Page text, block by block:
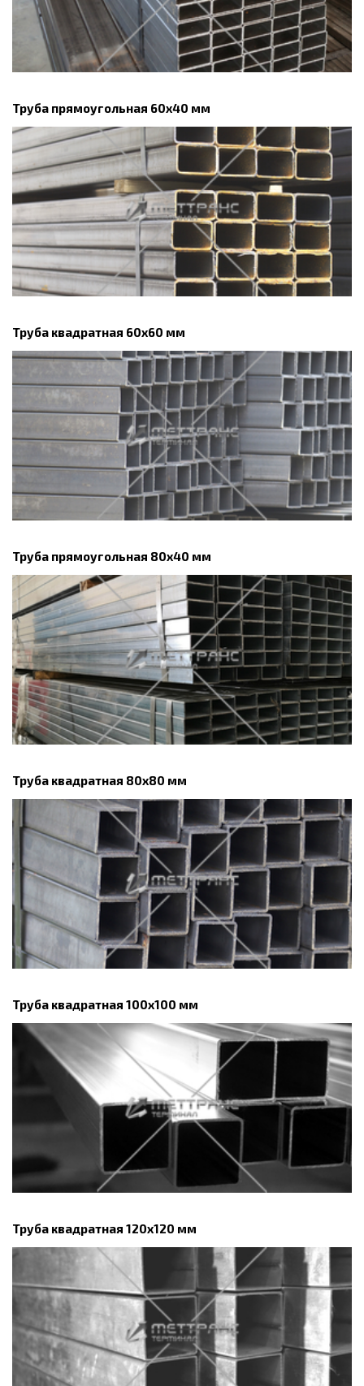
Труба прямоугольная 60х40 мм
Труба квадратная 60х60 мм
Труба прямоугольная 80х40 мм
Труба квадратная 80х80 мм
Труба квадратная 100х100 мм
Труба квадратная 120х120 мм